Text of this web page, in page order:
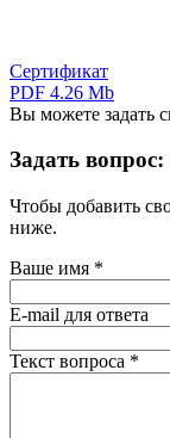
Сертификат
PDF 4.26 Mb
Вы можете задать
Задать вопрос:
Чтобы добавить
ниже.
Ваше имя *
E-mail для ответа
Текст вопроса *